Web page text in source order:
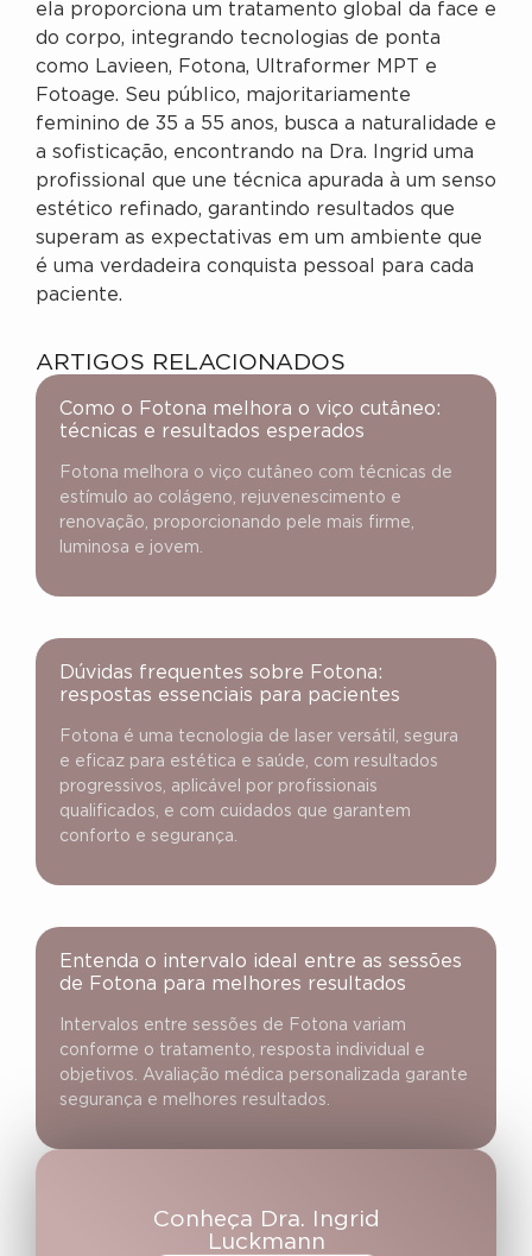
ela proporciona um tratamento global da face e
do corpo, integrando tecnologias de ponta
como Lavieen, Fotona, Ultraformer MPT e
Fotoage. Seu público, majoritariamente
feminino de 35 a 55 anos, busca a naturalidade e
a sofisticação, encontrando na Dra. Ingrid uma
profissional que une técnica apurada à um senso
estético refinado, garantindo resultados que
superam as expectativas em um ambiente que
é uma verdadeira conquista pessoal para cada
paciente.
ARTIGOS RELACIONADOS
Como o Fotona melhora o viço cutâneo:
técnicas e resultados esperados
Fotona melhora o viço cutâneo com técnicas de
estímulo ao colágeno, rejuvenescimento e
renovação, proporcionando pele mais firme,
luminosa e jovem.
Dúvidas frequentes sobre Fotona:
respostas essenciais para pacientes
Fotona é uma tecnologia de laser versátil, segura
e eficaz para estética e saúde, com resultados
progressivos, aplicável por profissionais
qualificados, e com cuidados que garantem
conforto e segurança.
Entenda o intervalo ideal entre as sessões
de Fotona para melhores resultados
Intervalos entre sessões de Fotona variam
conforme o tratamento, resposta individual e
objetivos. Avaliação médica personalizada garante
segurança e melhores resultados.
Conheça Dra. Ingrid
Luckmann